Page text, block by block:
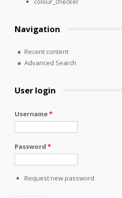
Navigation
Recent content
Advanced Search
User login
Username*
Password *
Request new password